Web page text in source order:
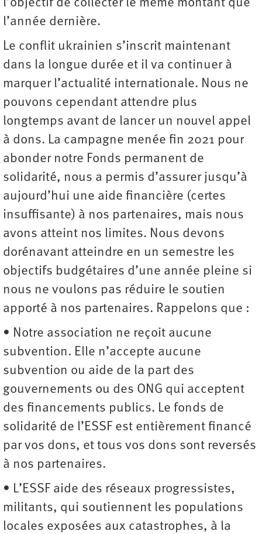
l’objectif de collecter le même montant que
l’année dernière.
Le conflit ukrainien s’inscrit maintenant
dans la longue durée et il va continuer à
marquer l’actualité internationale. Nous ne
pouvons cependant attendre plus
longtemps avant de lancer un nouvel appel
à dons. La campagne menée fin 2021 pour
abonder notre Fonds permanent de
solidarité, nous a permis d’assurer jusqu’à
aujourd’hui une aide financière (certes
insuffisante) à nos partenaires, mais nous
avons atteint nos limites. Nous devons
dorénavant atteindre en un semestre les
objectifs budgétaires d’une année pleine si
nous ne voulons pas réduire le soutien
apporté à nos partenaires. Rappelons que :
• Notre association ne reçoit aucune
subvention. Elle n’accepte aucune
subvention ou aide de la part des
gouvernements ou des ONG qui acceptent
des financements publics. Le fonds de
solidarité de l’ESSF est entièrement financé
par vos dons, et tous vos dons sont reversés
à nos partenaires.
• L’ESSF aide des réseaux progressistes,
militants, qui soutiennent les populations
locales exposées aux catastrophes, à la